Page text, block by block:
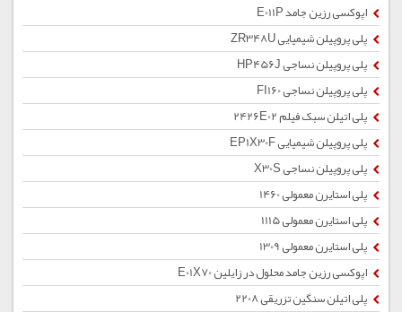
اپوکسی رزین جامد E011P
پلی پروپیلن شیمیایی ZR348U
پلی پروپیلن نساجی HP456J
پلی پروپیلن نساجی FI160
پلی اتیلن سبک فیلم 2426E02
پلی پروپیلن شیمیایی EP1X30F
پلی پروپیلن نساجی X30S
پلی استایرن معمولی 1460
پلی استایرن معمولی 1115
پلی استایرن معمولی 1309
اپوکسی رزین جامد محلول در زایلین E01X70
پلی اتیلن سنگین تزریقی 2208